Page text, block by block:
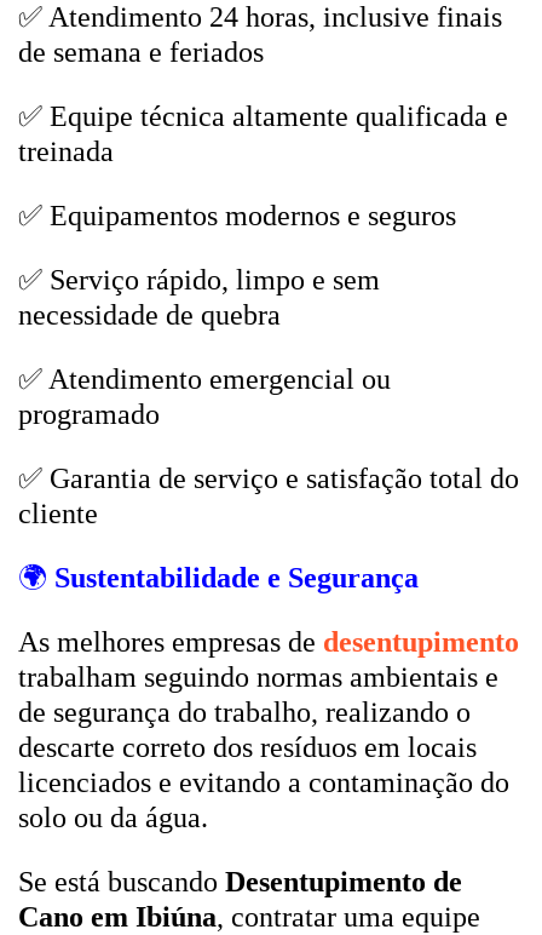
✅ Atendimento 24 horas, inclusive finais
de semana e feriados
✅ Equipe técnica altamente qualificada e
treinada
✅ Equipamentos modernos e seguros
✅ Serviço rápido, limpo e sem
necessidade de quebra
✅ Atendimento emergencial ou
programado
✅ Garantia de serviço e satisfação total do
cliente
🌍 Sustentabilidade e Segurança
As melhores empresas de desentupimento
trabalham seguindo normas ambientais e
de segurança do trabalho, realizando o
descarte correto dos resíduos em locais
licenciados e evitando a contaminação do
solo ou da água.
Se está buscando Desentupimento de
Cano em Ibiúna, contratar uma equipe